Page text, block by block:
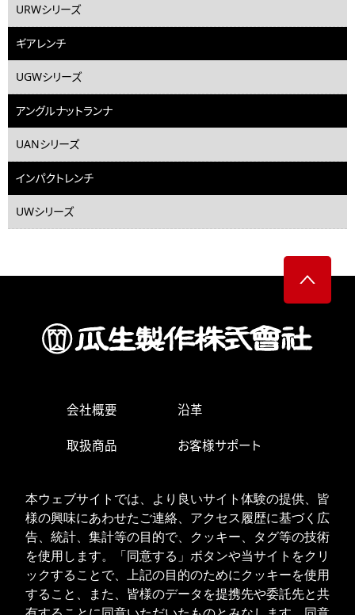
本ウェブサイトでは、より良いサイト体験の提供、皆
様の興味にあわせたご連絡、アクセス履歴に基づく広
告、統計、集計等の目的で、クッキー、タグ等の技術
を使用します。「同意する」ボタンや当サイトをクリ
ックすることで、上記の目的のためにクッキーを使用
すること、また、皆様のデータを提携先や委託先と共
URWシリーズ
ギアレンチ
UGWシリーズ
アングルナットランナ
UANシリーズ
インパクトレンチ
UWシリーズ
会社概要 沿革
取扱商品 お客様サポート
お問い合わせ
ISOへの取り組み
個人情報の取り扱い
クッキーポリシー